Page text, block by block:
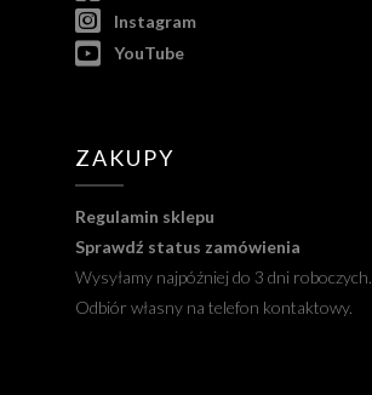
Instagram
YouTube
ZAKUPY
Regulamin sklepu
Sprawdź status zamówienia
Wysyłamy najpóźniej do 3 dni roboczych.
Odbiór własny na telefon kontaktowy.